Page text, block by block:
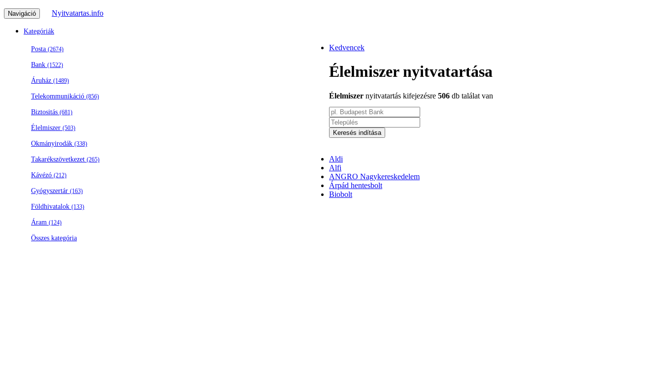
Navigáció Nyitvatartas.info
Kategóriák
Posta (2674)
Bank (1522)
Áruház (1489)
Telekommunikáció (856)
Biztositás (681)
Élelmiszer (503)
Okmányirodák (338)
Takarékszövetkezet (265)
Kávézó (212)
Gyógyszertár (163)
Földhivatalok (133)
Áram (124)
Összes kategória
Kedvencek
Élelmiszer nyitvatartása
Élelmiszer nyitvatartás kifejezésre 506 db találat van
Keresés indítása
Aldi
Alfi
ANGRO Nagykereskedelem
Árpád hentesbolt
Biobolt